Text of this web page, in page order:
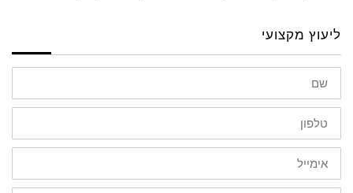
ליעוץ מקצועי
שם
טלפון
אימייל